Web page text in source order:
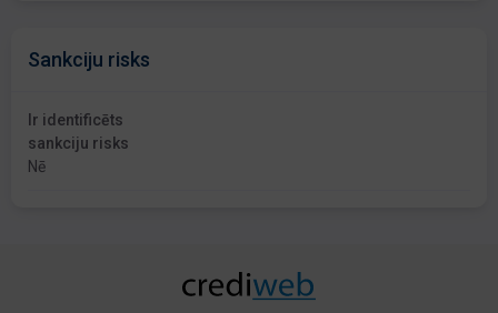
Sankciju risks
Ir identificēts
sankciju risks
Nē